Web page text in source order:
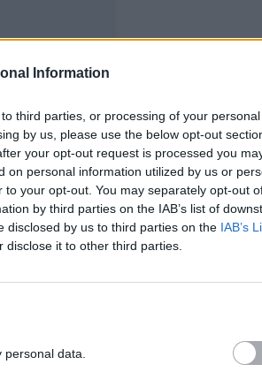
Information
third parties, or processing of your
by us, please use the below opt-out
your opt-out request is processed you
on personal information utilized by us or
your opt-out. You may separately opt-out
by third parties on the IAB’s list of
disclosed by us to third parties on the IAB’s
disclose it to other third parties.
data.